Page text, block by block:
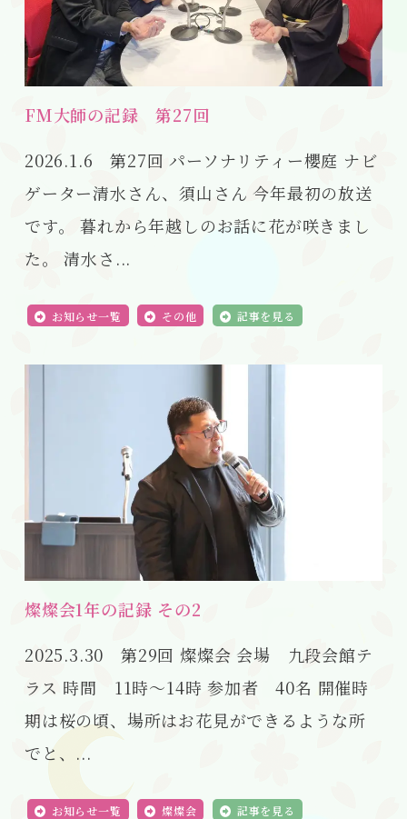
FM大師の記録 第27回
2026.1.6 第27回 パーソナリティー櫻庭 ナビ
ゲーター清水さん、須山さん 今年最初の放送
です。 暮れから年越しのお話に花が咲きまし
た。 清水さ...
お知らせ一覧 その他 記事を見る
燦燦会1年の記録 その2
2025.3.30 第29回 燦燦会 会場 九段会館テ
ラス 時間 11時～14時 参加者 40名 開催時
期は桜の頃、場所はお花見ができるような所
でと、...
お知らせ一覧 燦燦会 記事を見る